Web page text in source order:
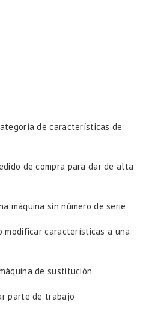
de características de
de compra para dar de alta
máquina sin número de serie
modificar características a una
de sustitución
parte de trabajo